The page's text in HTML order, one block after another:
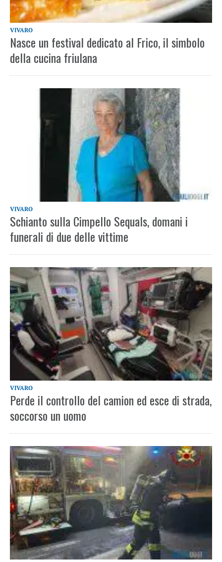
VIVARO
Nasce un festival dedicato al Frico, il simbolo
della cucina friulana
VIVARO
Schianto sulla Cimpello Sequals, domani i
funerali di due delle vittime
VIVARO
Perde il controllo del camion ed esce di strada,
soccorso un uomo